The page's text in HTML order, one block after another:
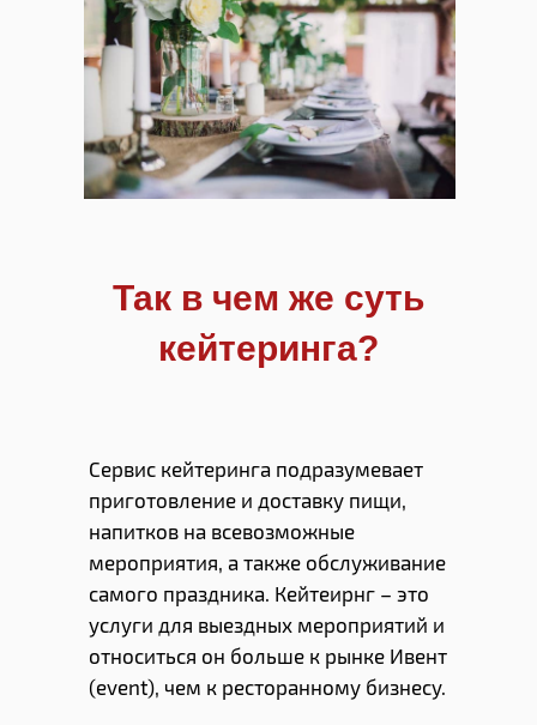
Так в чем же суть
кейтеринга?
Сервис кейтеринга подразумевает
приготовление и доставку пищи,
напитков на всевозможные
мероприятия, а также обслуживание
самого праздника. Кейтеирнг – это
услуги для выездных мероприятий и
относиться он больше к рынке Ивент
(event), чем к ресторанному бизнесу.